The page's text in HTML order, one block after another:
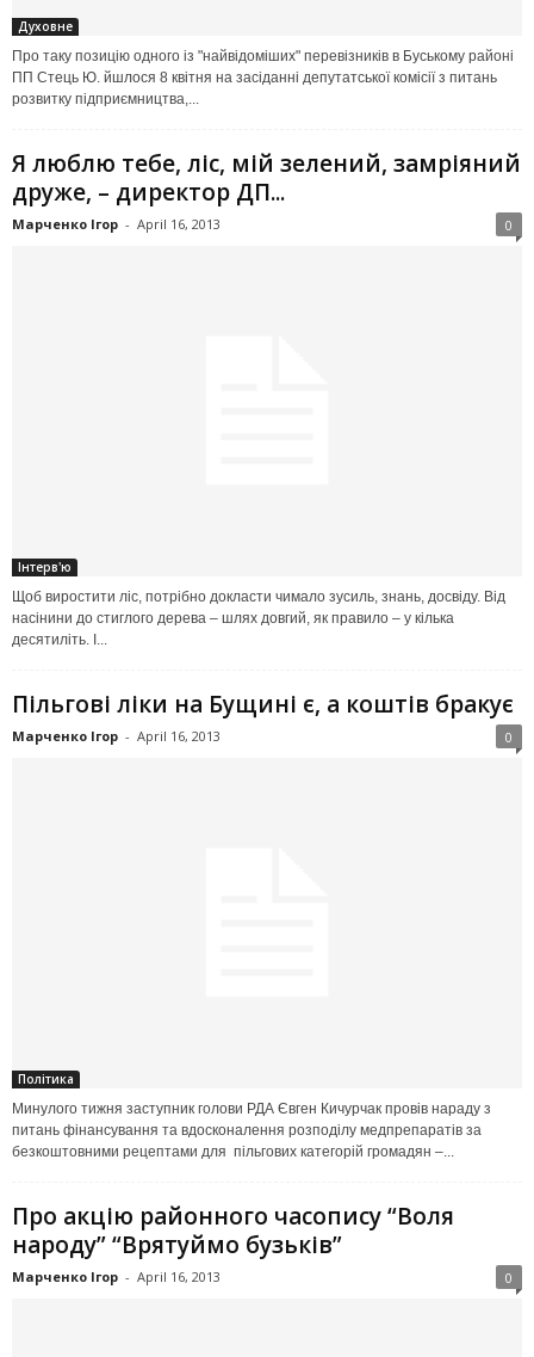
Духовне
Про таку позицію одного із "най­відоміших" перевізників в Буському районі
ПП Стець Ю. йшлося 8 квітня на засіданні депутатської комісії з питань
розвитку підприємництва,...
Я люблю тебе, ліс, мій зелений, замріяний
друже, – директор ДП...
Марченко Ігор - April 16, 2013 0
Інтерв'ю
Щоб виростити ліс, потрібно докласти чимало зусиль, знань, досвіду. Від
насінини до стиглого дерева – шлях довгий, як правило – у кілька
десятиліть. І...
Пільгові ліки на Бущині є, а коштів бракує
Марченко Ігор - April 16, 2013 0
Політика
Минулого тижня заступник голови РДА Євген Кичурчак провів нараду з
питань фінансування та вдосконалення розподілу медпрепаратів за
безкоштовними рецептами для пільгових категорій громадян –...
Про акцію районного часопису “Воля
народу” “Врятуймо бузьків”
Марченко Ігор - April 16, 2013 0